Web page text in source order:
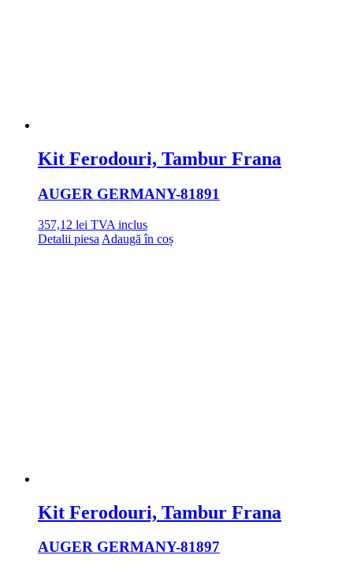
Kit Ferodouri, Tambur Frana
AUGER GERMANY-81891
357,12 lei TVA inclus
Detalii piesa Adaugă în coș
Kit Ferodouri, Tambur Frana
AUGER GERMANY-81897